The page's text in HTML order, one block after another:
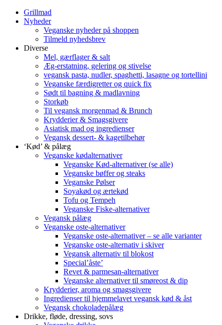
Grillmad
Nyheder
Veganske nyheder på shoppen
Tilmeld nyhedsbrev
Diverse
Mel, gærflager & salt
Æg-erstatning, gelering og stivelse
vegansk pasta, nudler, spaghetti, lasagne og tortellini
Veganske færdigretter og quick fix
Sødt til bagning & madlavning
Storkøb
Til vegansk morgenmad & Brunch
Krydderier & Smagsgivere
Asiatisk mad og ingredienser
Vegansk dessert- & kagetilbehør
‘Kød’ & pålæg
Veganske kødalternativer
Veganske Kød-alternativer (se alle)
Veganske bøffer og steaks
Veganske Pølser
Soyakød og ærtekød
Tofu og Tempeh
Veganske Fiske-alternativer
Vegansk pålæg
Veganske oste-alternativer
Veganske oste-alternativer – se alle varianter
Veganske oste-alternativ i skiver
Vegansk alternativ til blokost
Special’åste’
Revet & parmesan-alternativer
Veganske alternativer til smøreost & dip
Krydderier, aroma og smagsgivere
Ingredienser til hjemmelavet vegansk kød & åst
Vegansk chokoladepålæg
Drikke, fløde, dressing, sovs